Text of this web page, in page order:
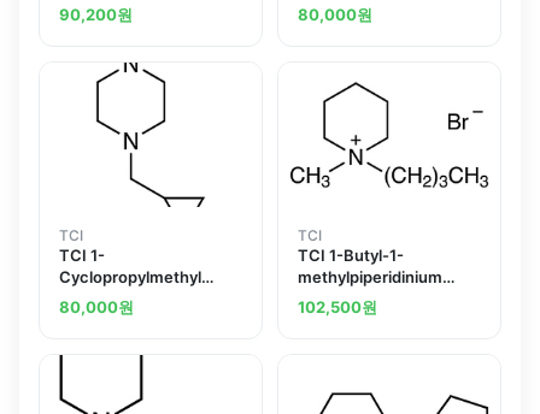
90,200원
80,000원
TCI
TCI 1-
Cyclopropylmethyl
piperazine
80,000원
TCI
TCI 1-Butyl-1-
methylpiperidinium
Bromide
102,500원